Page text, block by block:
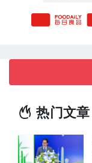
热门文章